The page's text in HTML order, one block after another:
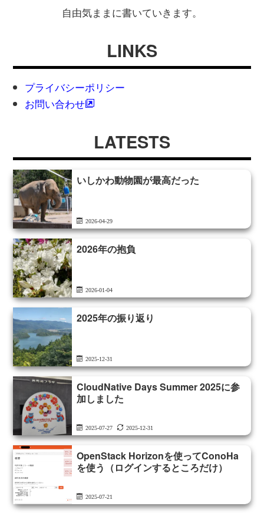
自由気ままに書いていきます。
LINKS
プライバシーポリシー
お問い合わせ
LATESTS
いしかわ動物園が最高だった
2026-04-29
2026年の抱負
2026-01-04
2025年の振り返り
2025-12-31
CloudNative Days Summer 2025に参
加しました
2025-07-27 2025-12-31
OpenStack Horizonを使ってConoHa
を使う（ログインするところだけ）
2025-07-21